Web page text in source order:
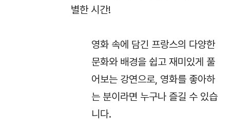
별한 시간!
영화 속에 담긴 프랑스의 다양한
문화와 배경을 쉽고 재미있게 풀
어보는 강연으로, 영화를 좋아하
는 분이라면 누구나 즐길 수 있습
니다.